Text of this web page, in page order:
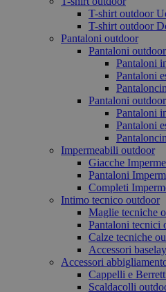
T-shirt outdoor
T-shirt outdoor
Pantaloni outdoor
Pantaloni
Pantaloni
Pantaloni
Pantaloni
Pantaloni
Pantaloni
Impermeabili outdoor
Giacche
Pantaloni
Completi
Intimo tecnico outdoor
Maglie tecniche
Pantaloni tecnici
Calze tecniche
Accessori
Accessori
Cappelli e
Scaldacolli